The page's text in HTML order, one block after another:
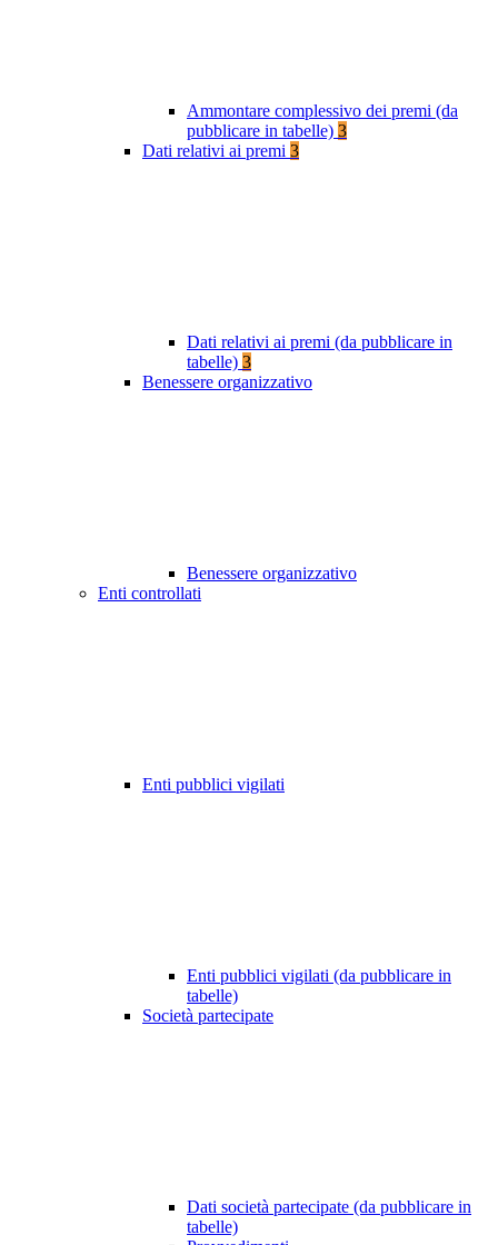
Ammontare complessivo dei premi (da
pubblicare in tabelle) 3
Dati relativi ai premi 3
Dati relativi ai premi (da pubblicare in
tabelle) 3
Benessere organizzativo
Benessere organizzativo
Enti controllati
Enti pubblici vigilati
Enti pubblici vigilati (da pubblicare in
tabelle)
Società partecipate
Dati società partecipate (da pubblicare in
tabelle)